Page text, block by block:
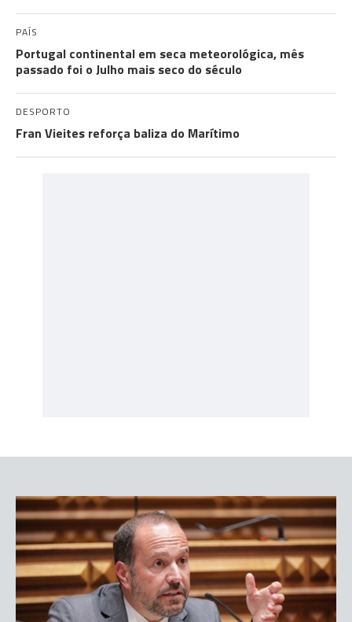
PAÍS
Portugal continental em seca meteorológica, mês
passado foi o Julho mais seco do século
DESPORTO
Fran Vieites reforça baliza do Marítimo